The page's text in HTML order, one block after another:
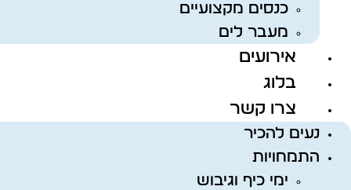
כנסים מקצועיים
מעבר לים
אירועים
בלוג
צרו קשר
נעים להכיר
התמחויות
ימי כיף וגיבוש